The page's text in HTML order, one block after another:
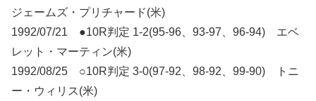
ジェームズ・プリチャード(米)
1992/07/21 ●10R判定 1-2(95-96、93-97、96-94) エベ
レット・マーティン(米)
1992/08/25 ○10R判定 3-0(97-92、98-92、99-90) トニ
ー・ウィリス(米)